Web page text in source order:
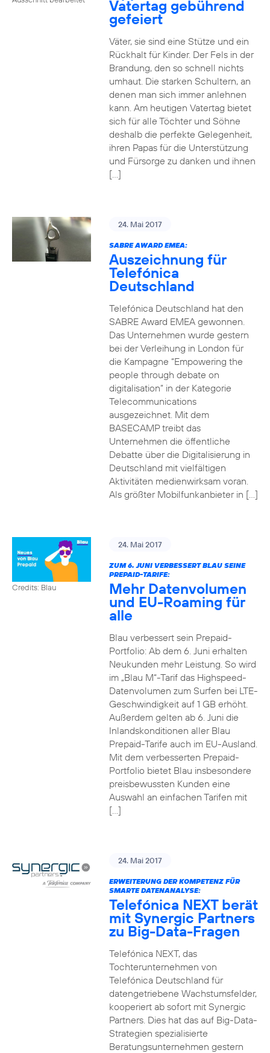
Vatertag gebührend
gefeiert
Väter, sie sind eine Stütze und ein
Rückhalt für Kinder. Der Fels in der
Brandung, den so schnell nichts
umhaut. Die starken Schultern, an
denen man sich immer anlehnen
kann. Am heutigen Vatertag bietet
sich für alle Töchter und Söhne
deshalb die perfekte Gelegenheit,
ihren Papas für die Unterstützung
und Fürsorge zu danken und ihnen
[…]
24. Mai 2017
SABRE AWARD EMEA:
Auszeichnung für
Telefónica
Deutschland
Telefónica Deutschland hat den
SABRE Award EMEA gewonnen.
Das Unternehmen wurde gestern
bei der Verleihung in London für
die Kampagne “Empowering the
people through debate on
digitalisation” in der Kategorie
Telecommunications
ausgezeichnet. Mit dem
BASECAMP treibt das
Unternehmen die öffentliche
Debatte über die Digitalisierung in
Deutschland mit vielfältigen
Aktivitäten medienwirksam voran.
Als größter Mobilfunkanbieter in […]
Credits: Blau
24. Mai 2017
ZUM 6. JUNI VERBESSERT BLAU SEINE
PREPAID-TARIFE:
Mehr Datenvolumen
und EU-Roaming für
alle
Blau verbessert sein Prepaid-
Portfolio: Ab dem 6. Juni erhalten
Neukunden mehr Leistung. So wird
im „Blau M“-Tarif das Highspeed-
Datenvolumen zum Surfen bei LTE-
Geschwindigkeit auf 1 GB erhöht.
Außerdem gelten ab 6. Juni die
Inlandskonditionen aller Blau
Prepaid-Tarife auch im EU-Ausland.
Mit dem verbesserten Prepaid-
Portfolio bietet Blau insbesondere
preisbewussten Kunden eine
Auswahl an einfachen Tarifen mit
[…]
24. Mai 2017
ERWEITERUNG DER KOMPETENZ FÜR
SMARTE DATENANALYSE:
Telefónica NEXT berät
mit Synergic Partners
zu Big-Data-Fragen
Telefónica NEXT, das
Tochterunternehmen von
Telefónica Deutschland für
datengetriebene Wachstumsfelder,
kooperiert ab sofort mit Synergic
Partners. Dies hat das auf Big-Data-
Strategien spezialisierte
Beratungsunternehmen gestern